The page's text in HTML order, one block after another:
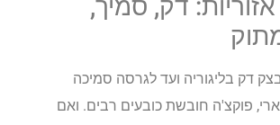
דק, סמיך,
דק בליגוריה ועד לגרסה סמיכה
פוקצ'ה חובשת כובעים רבים. ואם